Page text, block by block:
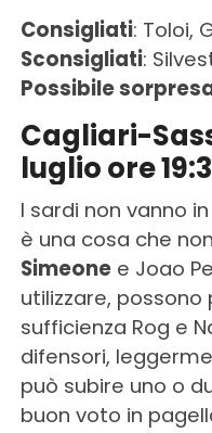
Consigliati: Toloi,
Sconsigliati:
Possibile
Cagliari-
luglio ore
I sardi non vanno
è una cosa che
Simeonee Joao
utilizzare,
sufficienza Rog e
difensori,
può subire uno o
buon voto in